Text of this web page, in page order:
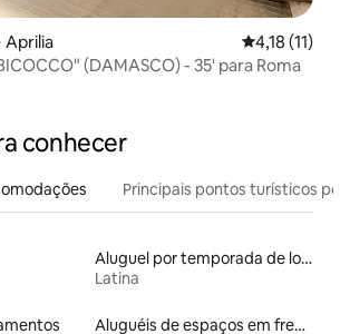
Aprilia 4,18 de uma
4,18 (11)
(DAMASCO) - 35' para Roma
conhecer
Principais pontos turísticos
Aluguel por temporada de lofts
Latina
Aluguéis de espaços em frente à praia